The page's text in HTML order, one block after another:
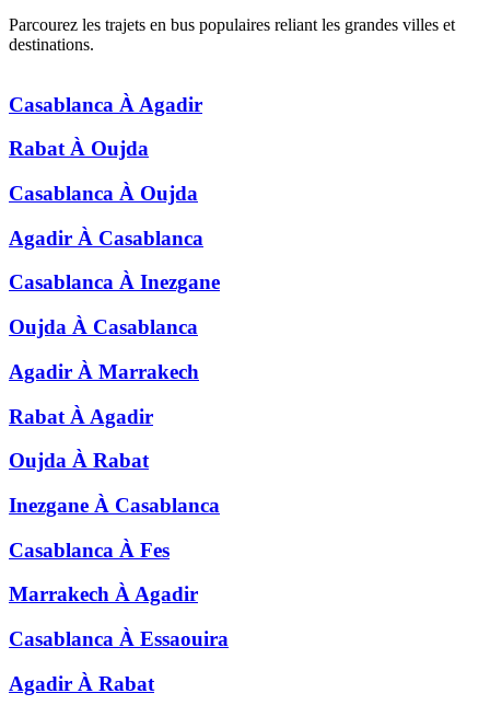
Parcourez les trajets en bus populaires reliant les grandes villes et
destinations.
Casablanca À Agadir
Rabat À Oujda
Casablanca À Oujda
Agadir À Casablanca
Casablanca À Inezgane
Oujda À Casablanca
Agadir À Marrakech
Rabat À Agadir
Oujda À Rabat
Inezgane À Casablanca
Casablanca À Fes
Marrakech ÀAgadir
Casablanca À Essaouira
Agadir À Rabat